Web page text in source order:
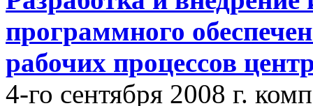
программного
рабочих процессов
4-го сентября 2008 г.